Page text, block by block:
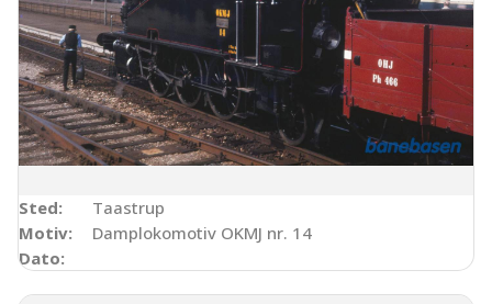
Sted:
Taastrup
Motiv:
Damplokomotiv OKMJ nr. 14
Dato: